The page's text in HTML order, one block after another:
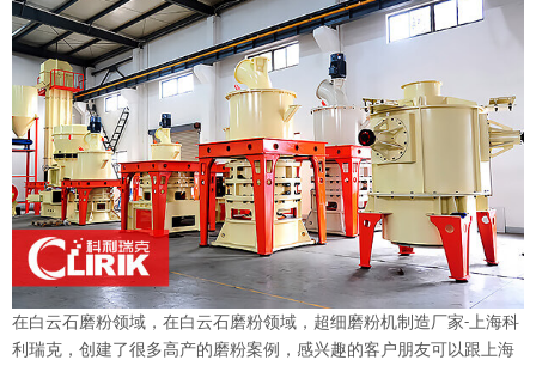
在白云石磨粉领域，在白云石磨粉领域， 超细 磨粉机制造厂家-上海科
利瑞克，创建了很多高产的磨粉案例，感兴趣的客户朋友可以跟上海